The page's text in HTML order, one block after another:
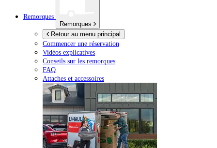
Remorques
Remorques
Retour au menu principal
Commencer une réservation
Vidéos explicatives
Conseils sur les remorques
FAQ
Attaches et accessoires